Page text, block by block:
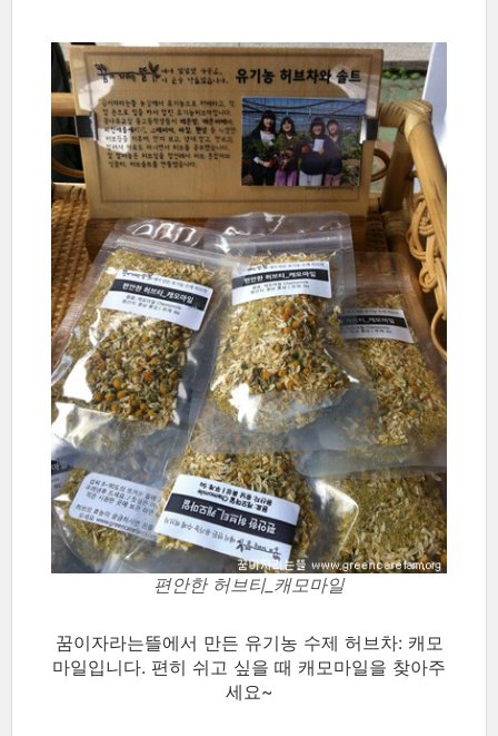
편안한 허브티_캐모마일
꿈이자라는뜰에서 만든 유기농 수제 허브차: 캐모
마일입니다. 편히 쉬고 싶을 때 캐모마일을 찾아주
세요~